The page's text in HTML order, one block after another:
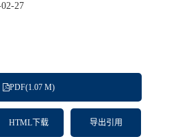
27
PDF(1.07 M)
HTML下载 导出引用